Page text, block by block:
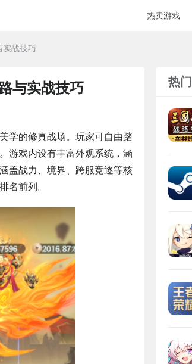
热卖游戏
实战技巧
与实战技巧
学的修真战场。玩家可自由踏
游戏内设有丰富外观系统，涵
盖战力、境界、跨服竞逐等核
名前列。
热